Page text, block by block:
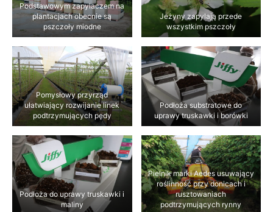
Podstawowym zapylaczem na
plantacjach obecnie są
pszczoły miodne
Jeżyny zapylają przede
wszystkim pszczoły
Pomysłowy przyrząd
ułatwiający rozwijanie linek
podtrzymujących pędy
Podłoża substratowe do
uprawy truskawki i borówki
Podłoża do uprawy truskawki i
maliny
Pielnik marki Aedes usuwający
roślinność przy donicach i
rusztowaniach
podtrzymujących rynny